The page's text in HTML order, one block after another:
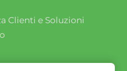
Clienti e Soluzioni